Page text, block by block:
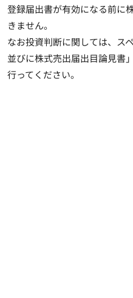
登録届出書が有効になる前に
きません。
なお投資判断に関しては、ス
並びに株式売出届出目論見書
行ってください。